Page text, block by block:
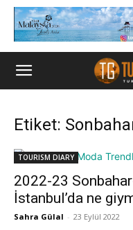
Etiket:
TOURISM DIARY
2022-23
İstanbul’da ne
Sahra Gülal - 23 Eylül 2022